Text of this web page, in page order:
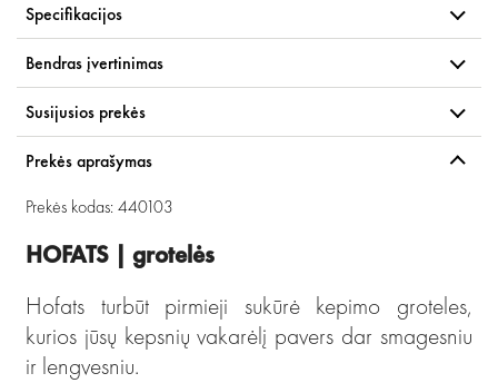
Specifikacijos
Bendras įvertinimas
Susijusios prekės
Prekės aprašymas
Prekės kodas: 440103
HOFATS | grotelės
Hofats turbūt pirmieji sukūrė kepimo groteles,
kurios jūsų kepsnių vakarėlį pavers dar smagesniu
ir lengvesniu.